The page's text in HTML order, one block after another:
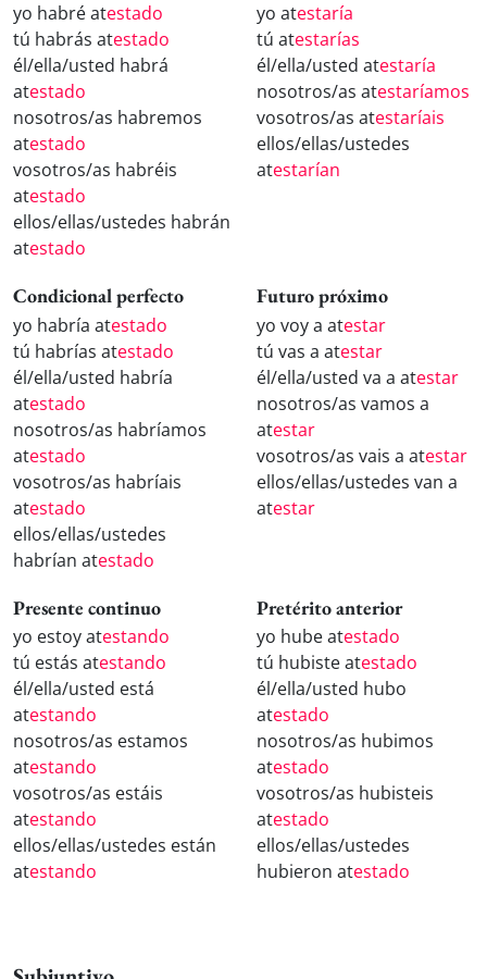
yo habré atestado
tú habrás atestado
él/ella/usted habrá
atestado
nosotros/as habremos
atestado
vosotros/as habréis
atestado
ellos/ellas/ustedes habrán
atestado
yo atestaría
tú atestarías
él/ella/usted atestaría
nosotros/as atestaríamos
vosotros/as atestaríais
ellos/ellas/ustedes
atestarían
Condicional perfecto
yo habría atestado
tú habrías atestado
él/ella/usted habría
atestado
nosotros/as habríamos
atestado
vosotros/as habríais
atestado
ellos/ellas/ustedes
habrían atestado
Futuro próximo
yo voy a atestar
tú vas a atestar
él/ella/usted va a atestar
nosotros/as vamos a
atestar
vosotros/as vais a atestar
ellos/ellas/ustedes van a
atestar
Presente continuo
yo estoy atestando
tú estás atestando
él/ella/usted está
atestando
nosotros/as estamos
atestando
vosotros/as estáis
atestando
ellos/ellas/ustedes están
atestando
Pretérito anterior
yo hube atestado
tú hubiste atestado
él/ella/usted hubo
atestado
nosotros/as hubimos
atestado
vosotros/as hubisteis
atestado
ellos/ellas/ustedes
hubieron atestado